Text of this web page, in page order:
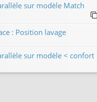
sur modèle Match
: Position lavage
sur modèle < confort